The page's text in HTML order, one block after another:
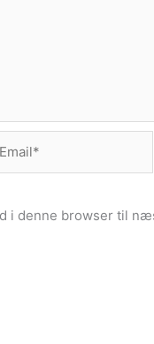
i denne browser til